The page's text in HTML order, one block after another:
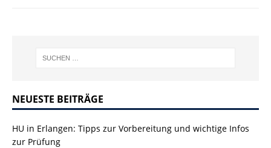
NEUESTE BEITRÄGE
HU in Erlangen: Tipps zur Vorbereitung und wichtige Infos
zur Prüfung